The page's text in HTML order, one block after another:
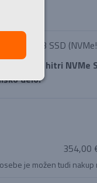
256 GB SSD
super hitri NVMe
delo.
354,00
je možen tudi